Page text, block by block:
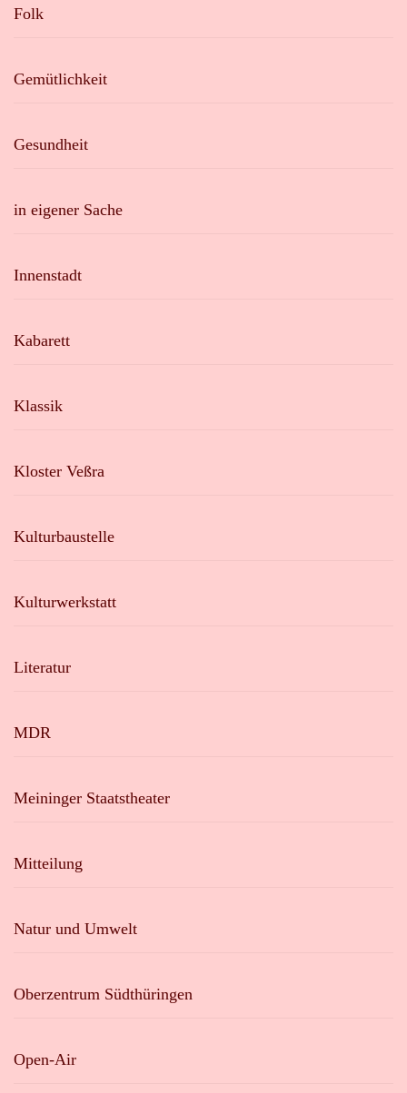
Folk
Gemütlichkeit
Gesundheit
in eigener Sache
Innenstadt
Kabarett
Klassik
Kloster Veßra
Kulturbaustelle
Kulturwerkstatt
Literatur
MDR
Meininger Staatstheater
Mitteilung
Natur und Umwelt
Oberzentrum Südthüringen
Open-Air